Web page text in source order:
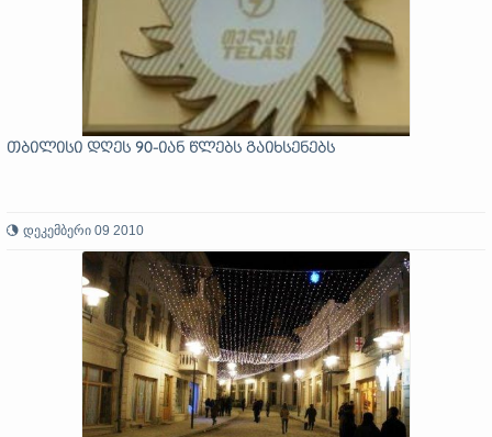
თბილისი დღეს 90-იან წლებს გაიხსენებს
დეკემბერი 09 2010